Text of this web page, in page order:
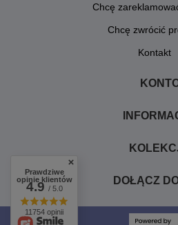
Chcę
Chcę zwrócić
Kontakt
DOŁĄCZ
Prawdziwe
opinie klientów
4.9/ 5.0
11754 opinii